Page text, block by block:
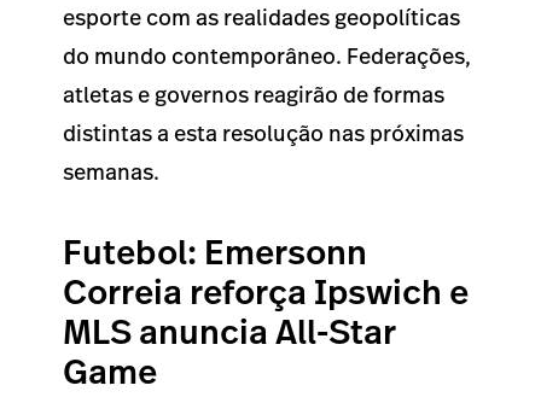
esporte com as realidades geopolíticas
do mundo contemporâneo. Federações,
atletas e governos reagirão de formas
distintas a esta resolução nas próximas
semanas.
Futebol: Emersonn
Correia reforça Ipswich e
MLS anuncia All-Star
Game